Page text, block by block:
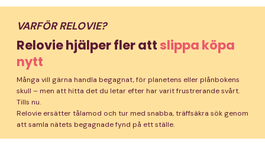
VARFÖR RELOVIE?
Relovie hjälper fler attslippa köpa
nytt
Många vill gärna handla begagnat, för planetens eller plånbokens
skull – men att hitta det du letar efter har varit frustrerande svårt.
Tills nu.
Relovie ersätter tålamod och tur med snabba, träffsäkra sök genom
att samla nätets begagnade fynd på ett ställe.